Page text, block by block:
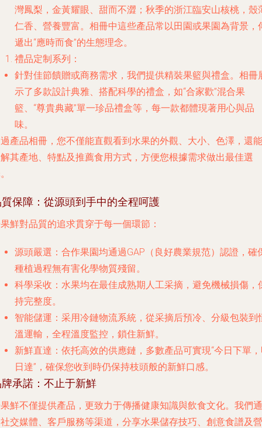
灣鳳梨，金黃耀眼、甜而不澀；秋季的浙江臨安山核桃，殼
仁香、營養豐富。相冊中這些產品常以田園或果園為背景，
遞出“應時而食”的生態理念。
禮品定制系列 ：
針對佳節饋贈或商務需求，我們提供精裝果籃與禮盒。相冊
示了多款設計典雅、搭配科學的禮盒，如“合家歡”混合果
籃、“尊貴典藏”單一珍品禮盒等，每一款都體現著用心與品
味。
產品相冊，您不僅能直觀看到水果的外觀、大小、色澤，還能
其產地、特點及推薦食用方式，方便您根據需求做出最佳選
保障：從源頭到手中的全程呵護
鮮對品質的追求貫穿于每一個環節：
源頭嚴選 ：合作果園均通過GAP（良好農業規范）認證，確
種植過程無有害化學物質殘留。
科學采收 ：水果均在最佳成熟期人工采摘，避免機械損傷，
持完整度。
智能儲運 ：采用冷鏈物流系統，從采摘后預冷、分級包裝到
溫運輸，全程溫度監控，鎖住新鮮。
新鮮直達 ：依托高效的供應鏈，多數產品可實現“今日下單
日達”，確保您收到時仍保持枝頭般的新鮮口感。
承諾：不止于新鮮
鮮不僅提供產品，更致力于傳播健康知識與飲食文化。我們通
交媒體、客戶服務等渠道，分享水果儲存技巧、創意食譜及營